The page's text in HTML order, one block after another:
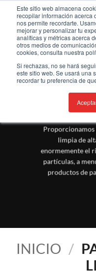
Este sitio web almacena
recopilar información acerca
nos permite recordarte.
mejorar y personalizar tu
analíticas y métricas acerca
otros medios de
cookies, consulta nuestra
Si rechazas, no se hará
este sitio web. Se usará una
recordar tu preferencia de
Saltar
contenido
Bienvenido a
PAPEL
Proporcionamos
limpia de
enormemente el
partículas, a
productos de
INICIO /